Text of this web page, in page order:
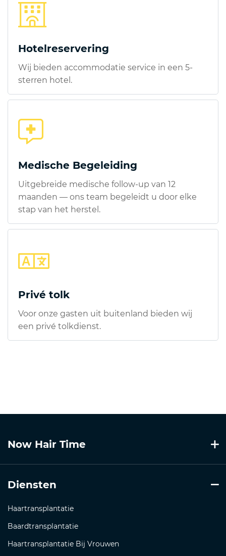
Hotelreservering
Wij bieden accommodatie service in een 5-
sterren hotel.
Medische Begeleiding
Uitgebreide medische follow-up van 12
maanden — ons team begeleidt u door elke
stap van het herstel.
Privé tolk
Voor onze gasten uit buitenland bieden wij
een privé tolkdienst.
Now Hair Time
Diensten
Haartransplantatie
Baardtransplantatie
Haartransplantatie Bij Vrouwen